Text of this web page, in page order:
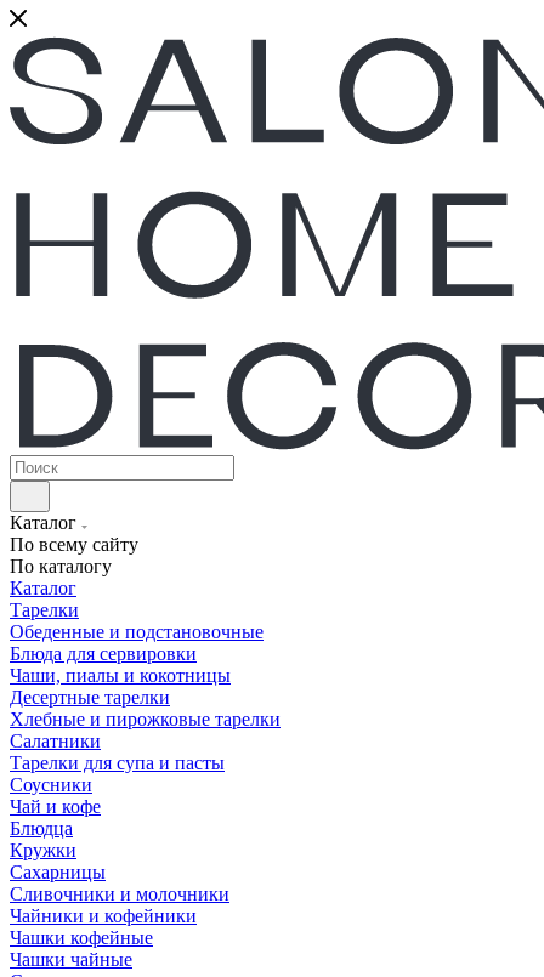
Каталог
По всему сайту
По каталогу
Каталог
Тарелки
Обеденные и подстановочные
Блюда для сервировки
Чаши, пиалы и кокотницы
Десертные тарелки
Хлебные и пирожковые тарелки
Салатники
Тарелки для супа и пасты
Соусники
Чай и кофе
Блюдца
Кружки
Сахарницы
Сливочники и молочники
Чайники и кофейники
Чашки кофейные
Чашки чайные